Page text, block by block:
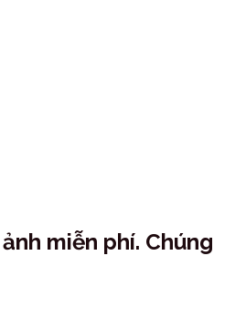
miễn phí. Chúng